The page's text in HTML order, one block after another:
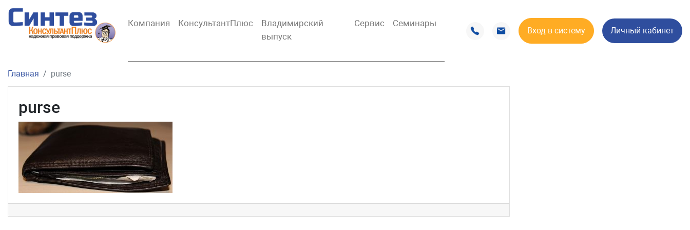
Компания КонсультантПлюс
Владимирский
выпуск
Сервис Семинары
Вход в систему Личный кабинет
Главная purse
purse